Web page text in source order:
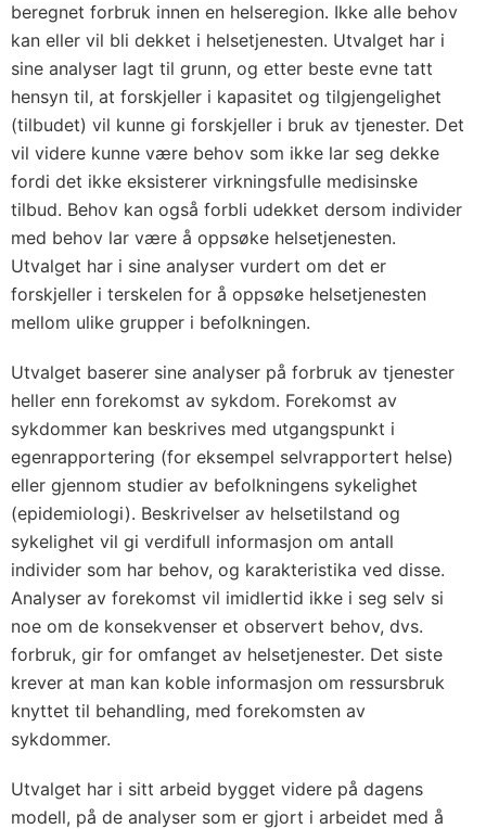
beregnet forbruk innen en helseregion. Ikke alle behov
kan eller vil bli dekket i helsetjenesten. Utvalget har i
sine analyser lagt til grunn, og etter beste evne tatt
hensyn til, at forskjeller i kapasitet og tilgjengelighet
(tilbudet) vil kunne gi forskjeller i bruk av tjenester. Det
vil videre kunne være behov som ikke lar seg dekke
fordi det ikke eksisterer virkningsfulle medisinske
tilbud. Behov kan også forbli udekket dersom individer
med behov lar være å oppsøke helsetjenesten.
Utvalget har i sine analyser vurdert om det er
forskjeller i terskelen for å oppsøke helsetjenesten
mellom ulike grupper i befolkningen.
Utvalget baserer sine analyser på forbruk av tjenester
heller enn forekomst av sykdom. Forekomst av
sykdommer kan beskrives med utgangspunkt i
egenrapportering (for eksempel selvrapportert helse)
eller gjennom studier av befolkningens sykelighet
(epidemiologi). Beskrivelser av helsetilstand og
sykelighet vil gi verdifull informasjon om antall
individer som har behov, og karakteristika ved disse.
Analyser av forekomst vil imidlertid ikke i seg selv si
noe om de konsekvenser et observert behov, dvs.
forbruk, gir for omfanget av helsetjenester. Det siste
krever at man kan koble informasjon om ressursbruk
knyttet til behandling, med forekomsten av
sykdommer.
Utvalget har i sitt arbeid bygget videre på dagens
modell, på de analyser som er gjort i arbeidet med å